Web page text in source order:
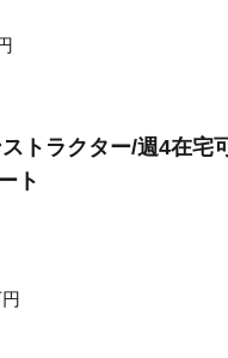
トラクター/週4在宅
ト